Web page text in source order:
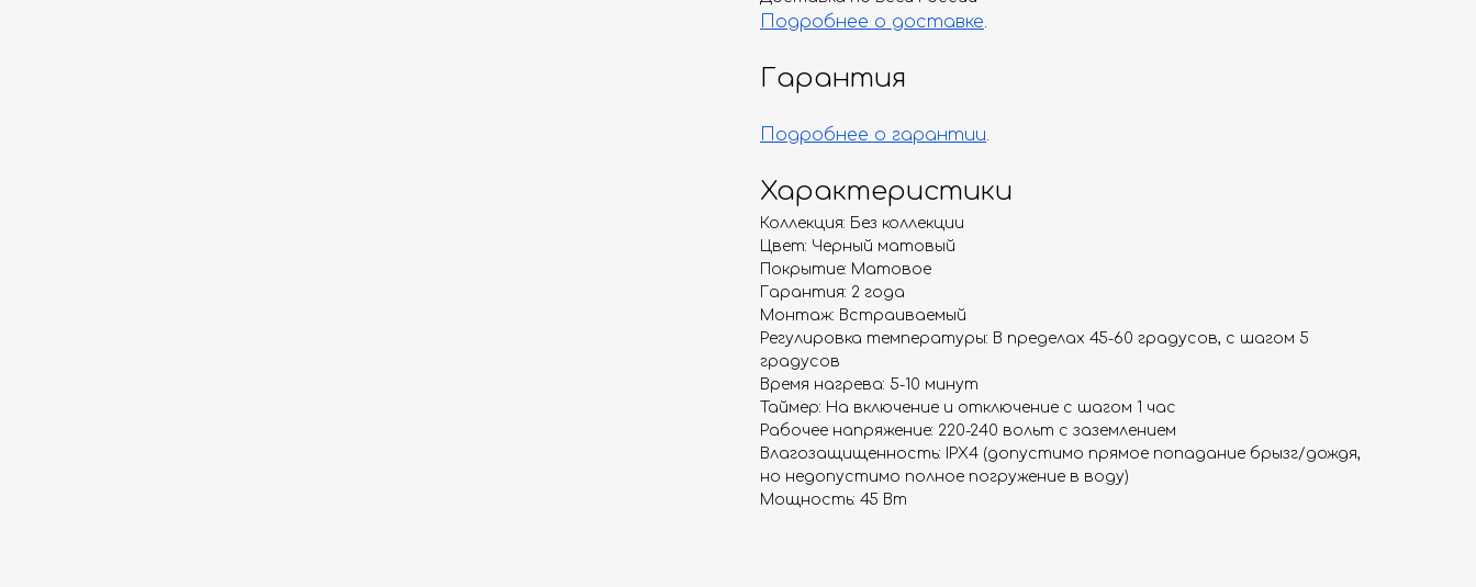
Подробнее о доставке.
Гарантия
Подробнее о гарантии.
Характеристики
Коллекция: Без коллекции
Цвет: Черный матовый
Покрытие: Матовое
Гарантия: 2 года
Монтаж: Встраиваемый
Регулировка температуры: В пределах 45-60 градусов, с шагом 5
градусов
Время нагрева: 5-10 минут
Таймер: На включение и отключение с шагом 1 час
Рабочее напряжение: 220-240 вольт с заземлением
Влагозащищенность: IPX4 (допустимо прямое попадание брызг/дождя,
но недопустимо полное погружение в воду)
Мощность: 45 Вт